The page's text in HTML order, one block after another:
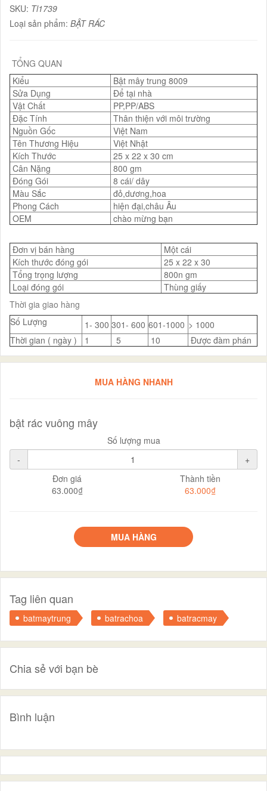
SKU: Tl1739
Loại sản phẩm: BẬT RÁC
TỔNG QUAN
Kiểu
Bật mây trung 8009
Sửa Dụng
Để tại nhà
Vật Chất
PP,PP/ABS
Đặc Tính
Thân thiện với môi trường
Nguồn Gốc
Việt Nam
Tên Thương Hiệu
Việt Nhật
Kích Thước
25 x 22 x 30 cm
Cân Nặng
800 gm
Đóng Gói
8 cái/ dây
Màu Sắc
đỏ,dương,hoa
Phong Cách
hiện đại,châu Âu
OEM
chào mừng bạn
Đơn vị bán hàng
Một cái
Kích thước đóng gói
25 x 22 x 30
Tổng trọng lượng
800n gm
Loại đóng gói
Thùng giấy
Thời gia giao hàng
Số Lượng
1- 300 301- 600 601-1000 > 1000
Thời gian ( ngày )
1 5 10 Được đàm phán
MUA HÀNG NHANH
bật rác vuông mây
Số lượng mua
-
+
Đơn giá
63.000₫
Thành tiền
63.000₫
MUA HÀNG
Tag liên quan
batmaytrung batrachoa batracmay
Chia sẻ với bạn bè
Bình luận